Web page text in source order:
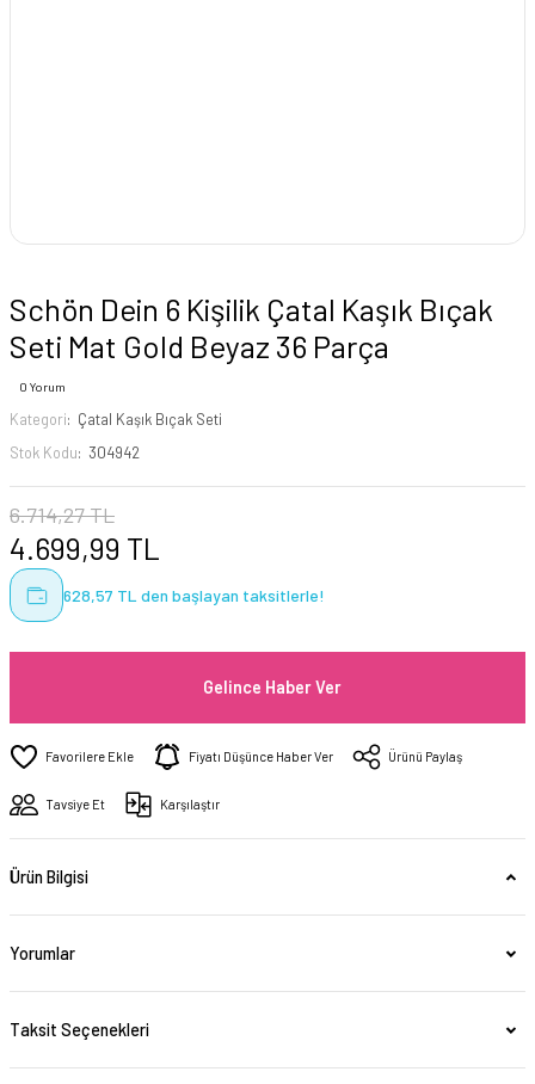
Schön Dein 6 Kişilik Çatal Kaşık Bıçak
Seti Mat Gold Beyaz 36 Parça
0 Yorum
Kategori
Çatal Kaşık Bıçak Seti
Stok Kodu
304942
6.714,27 TL
4.699,99 TL
628,57 TL den başlayan taksitlerle!
Gelince Haber Ver
Fiyatı Düşünce Haber Ver Ürünü Paylaş
Tavsiye Et Karşılaştır
Ürün Bilgisi
Yorumlar
Taksit Seçenekleri